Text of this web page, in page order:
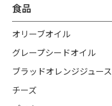
食品
オリーブオイル
グレープシードオイル
ブラッドオレンジジュース
チーズ